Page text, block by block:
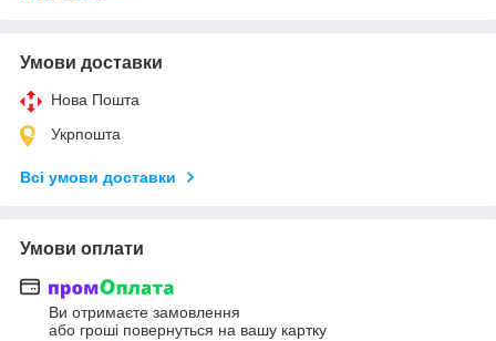
Умови доставки
Нова Пошта
Укрпошта
Всі умови доставки
Умови оплати
Ви отримаєте замовлення
або гроші повернуться на вашу картку